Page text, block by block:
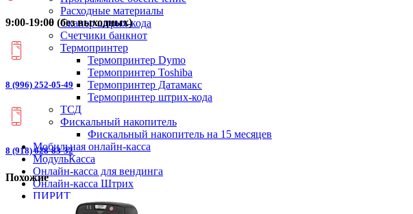
Расходные материалы
Сканер штрих-кода
Счетчики банкнот
Термопринтер
Термопринтер Dymo
Термопринтер Toshiba
Термопринтер Датамакс
Термопринтер штрих-кода
ТСД
Фискальный накопитель
Фискальный накопитель на 15 месяцев
Мобильная онлайн-касса
МодульКасса
Онлайн-касса для вендинга
Онлайн-касса Штрих
ПИРИТ
Смарт-терминалы
9:00-19:00 (без выходных)
8 (996) 252-05-49
8 (918) 628-83-32
Похожие